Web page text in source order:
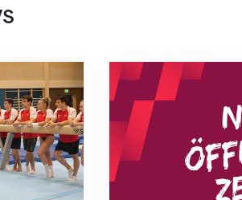
Neue